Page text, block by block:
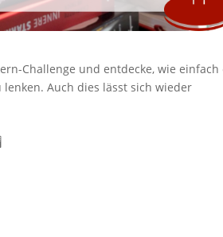
Challenge und entdecke, wie einfach
Auch dies lässt sich wieder